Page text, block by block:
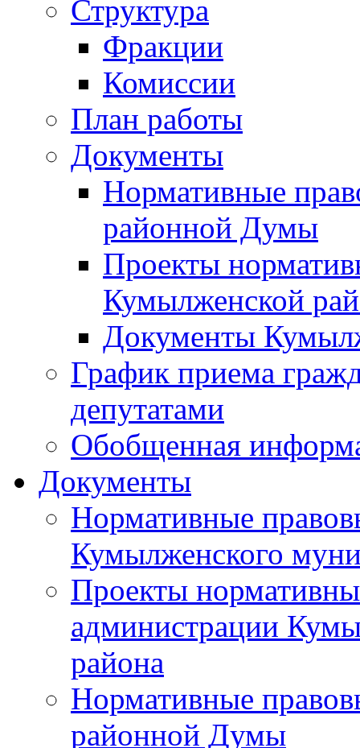
Структура
Фракции
Комиссии
План работы
Документы
Нормативные
районной Думы
Проекты
Кумылженской
Документы
График приема
депутатами
Обобщенная
Документы
Нормативные
Кумылженского
Проекты
администрации
района
Нормативные
районной Думы